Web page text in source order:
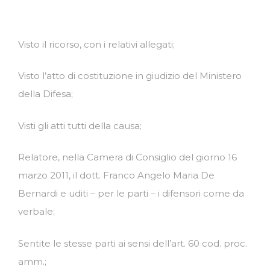
Visto il ricorso, con i relativi allegati;
Visto l’atto di costituzione in giudizio del Ministero
della Difesa;
Visti gli atti tutti della causa;
Relatore, nella Camera di Consiglio del giorno 16
marzo 2011, il dott. Franco Angelo Maria De
Bernardi e uditi – per le parti – i difensori come da
verbale;
Sentite le stesse parti ai sensi dell’art. 60 cod. proc.
amm.;